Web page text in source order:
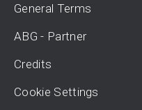
General Terms
ABG - Partner
Credits
Cookie Settings